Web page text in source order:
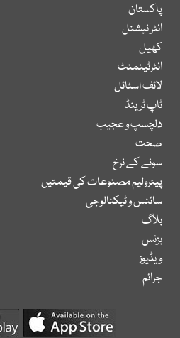
پاکستان
انٹر نیشنل
کھیل
انٹرٹینمنٹ
لائف اسٹائل
ٹاپ ٹرینڈ
دلچسپ و عجیب
صحت
سونے کے نرخ
پیٹرولیم مصنوعات کی قیمتیں
سائنس و ٹیکنالوجی
بلاگ
بزنس
ویڈیوز
جرائم